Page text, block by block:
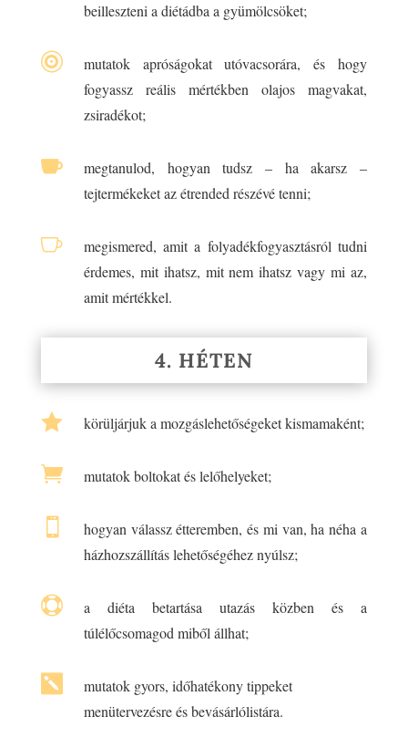
beilleszteni a diétádba a gyümölcsöket;

mutatok apróságokat utóvacsorára, és hogy
fogyassz reális mértékben olajos magvakat,
zsiradékot;

megtanulod, hogyan tudsz – ha akarsz –
tejtermékeket az étrended részévé tenni;

megismered, amit a folyadékfogyasztásról tudni
érdemes, mit ihatsz, mit nem ihatsz vagy mi az,
amit mértékkel.
4. HÉTEN
 körüljárjuk a mozgáslehetőségeket kismamaként;
 mutatok boltokat és lelőhelyeket;

hogyan válassz étteremben, és mi van, ha néha a
házhozszállítás lehetőségéhez nyúlsz;

a diéta betartása utazás közben és a
túlélőcsomagod miből állhat;

mutatok gyors, időhatékony tippeket
menütervezésre és bevásárlólistára.